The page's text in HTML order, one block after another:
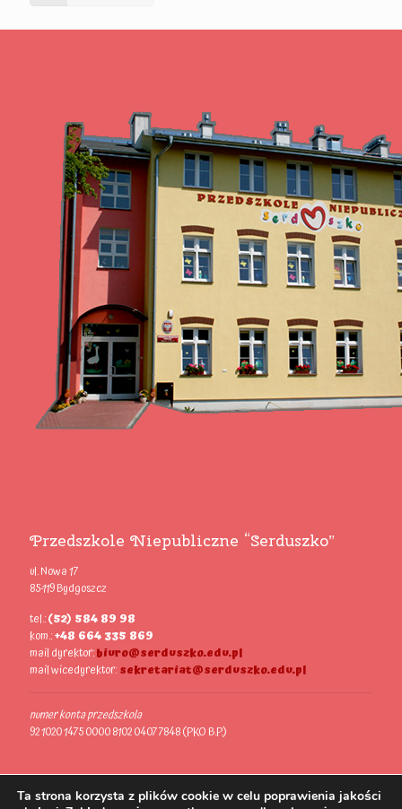
Przedszkole Niepubliczne “Serduszko”
ul. Nowa 17
85-119 Bydgoszcz
tel.:(52) 584 89 98
kom.:+48 664 335 869
mail dyrektor:biuro@serduszko.edu.pl
mail wicedyrektor:sekretariat@serduszko.edu.pl
numer konta przedszkola
92 1020 1475 0000 8102 0407 7848 (PKO B.P.)
Ta strona korzysta z plików cookie w celu poprawienia jakości